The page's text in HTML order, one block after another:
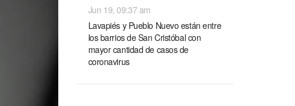
Jun 19, 09:37 am
Lavapiés y Pueblo Nuevo están entre
los barrios de San Cristóbal con
mayor cantidad de casos de
coronavirus